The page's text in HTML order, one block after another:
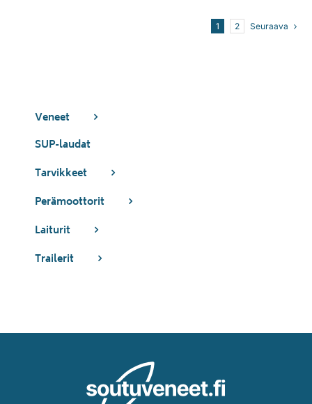
1 2 Seuraava
Veneet
SUP-laudat
Tarvikkeet
Perämoottorit
Laiturit
Trailerit